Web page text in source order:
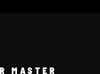
MASTER